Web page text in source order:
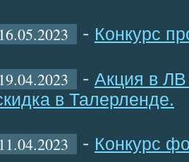
16.05.2023 - Конкурс
19.04.2023 - Акция в
в Талерленде.
11.04.2023 - Конкурс